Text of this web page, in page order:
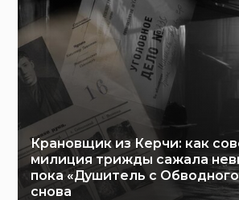
Крановщик из Керчи: как
милиция трижды сажала
пока «Душитель с
снова